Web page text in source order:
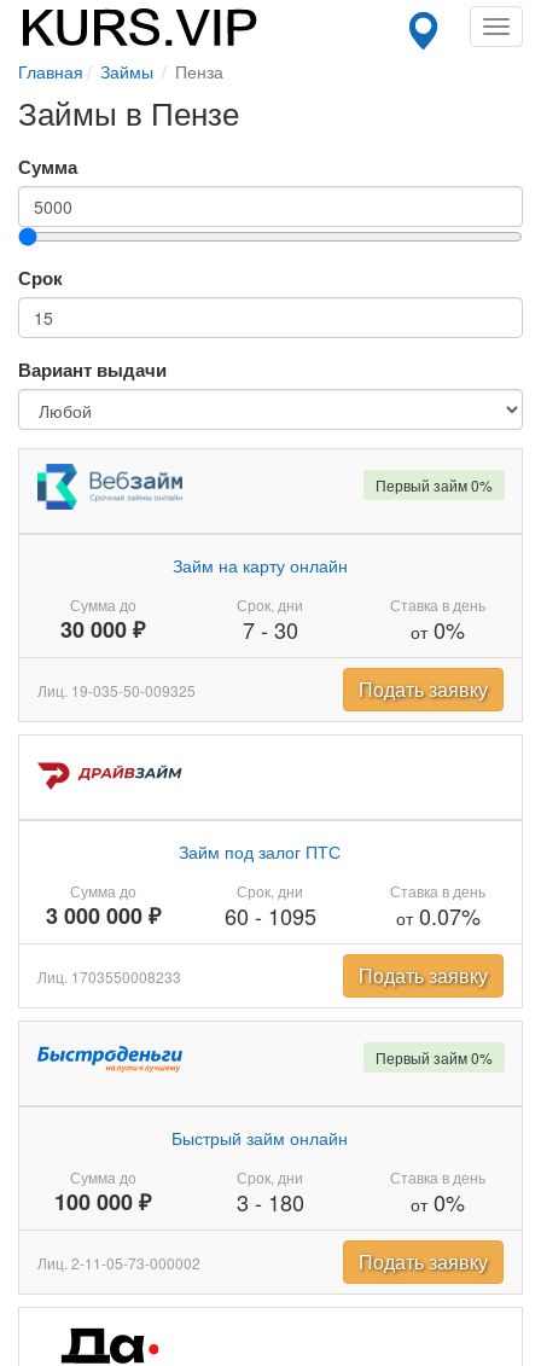
Главная Займы Пенза
Займы в Пензе
Сумма
Срок
Вариант выдачи
Сумма до
30 000 ₽
Займ на карту онлайн
Срок, дни
7- 30
Ставка в день
от0%
Первый займ 0%
Лиц. 19-035-50-009325 Подать заявку
Сумма до
3 000 000 ₽
Займ под залог ПТС
Срок, дни
60 - 1095
Ставка в день
от0.07%
Лиц. 1703550008233 Подать заявку
Сумма до
100 000 ₽
Быстрый займ онлайн
Срок, дни
3 - 180
Ставка в день
от0%
Первый займ 0%
Лиц. 2-11-05-73-000002 Подать заявку